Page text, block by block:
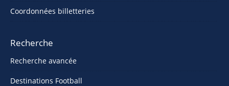
Coordonnées billetteries
Recherche
Recherche avancée
Destinations Football